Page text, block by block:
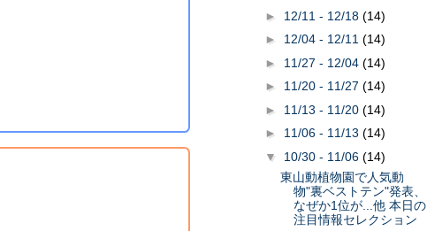
► 12/11 - 12/18 (14)
► 12/04 - 12/11 (14)
► 11/27 - 12/04 (14)
► 11/20 - 11/27 (14)
► 11/13 - 11/20 (14)
► 11/06 - 11/13 (14)
▼ 10/30 - 11/06 (14)
東山動植物園で人気動
物"裏ベストテン"発表、
なぜか1位が...他 本日の
注目情報セレクション